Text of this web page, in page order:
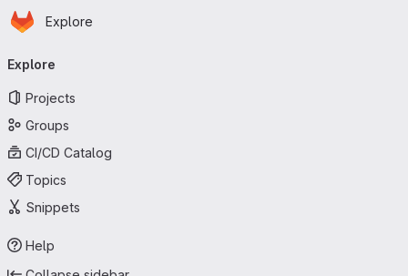
Skip to main content
Homepage
Explore
navigation
Explore
Projects
Groups
CI/CD Catalog
Topics
Snippets
Help